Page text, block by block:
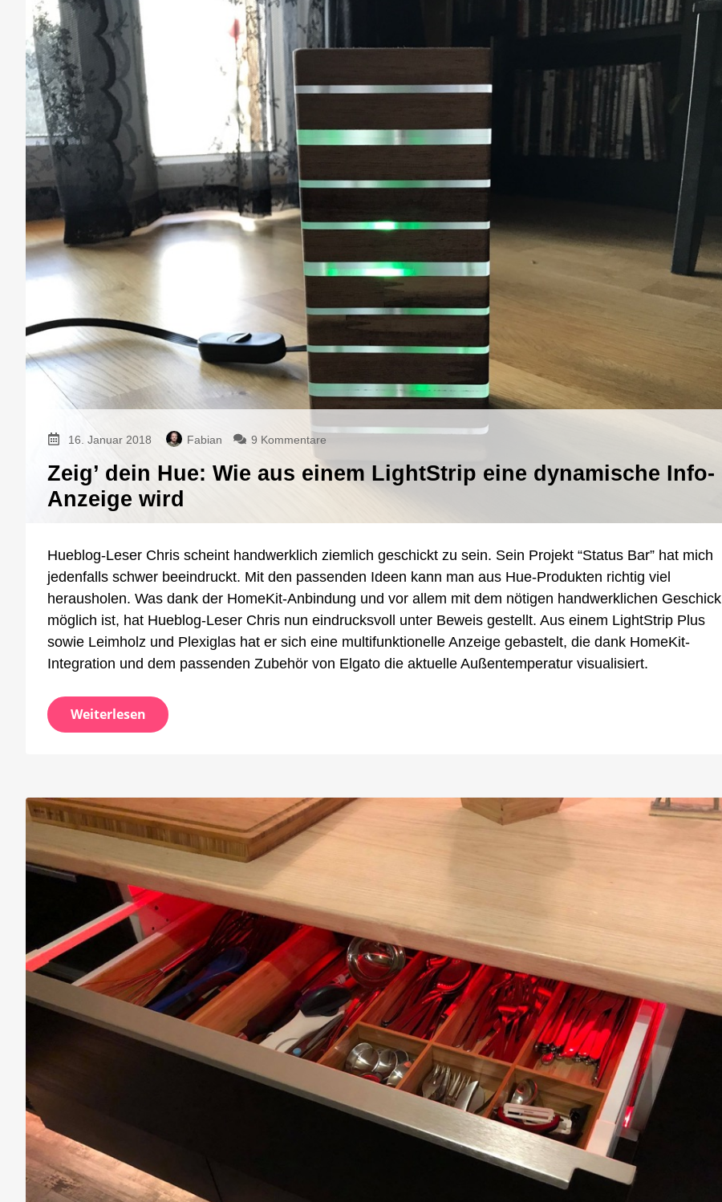
16. Januar 2018 Fabian 9 Kommentare
dein
aus
LightStrip
eine
Info-
Anzeige
wird
Zeig’ dein Hue: Wie aus einem LightStrip eine dynamische Info-
Anzeige wird
Hueblog-Leser Chris scheint handwerklich ziemlich geschickt zu sein. Sein Projekt “Status Bar” hat mich
jedenfalls schwer beeindruckt. Mit den passenden Ideen kann man aus Hue-Produkten richtig viel
herausholen. Was dank der HomeKit-Anbindung und vor allem mit dem nötigen handwerklichen Geschick
möglich ist, hat Hueblog-Leser Chris nun eindrucksvoll unter Beweis gestellt. Aus einem LightStrip Plus
sowie Leimholz und Plexiglas hat er sich eine multifunktionelle Anzeige gebastelt, die dank HomeKit-
Integration und dem passenden Zubehör von Elgato die aktuelle Außentemperatur visualisiert.
Weiterlesen